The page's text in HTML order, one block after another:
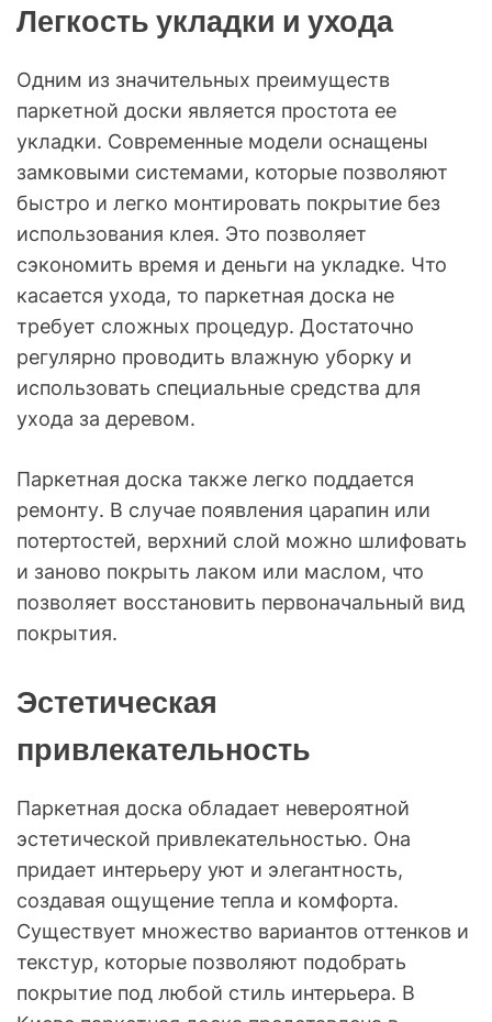
Легкость укладки и ухода
Одним из значительных преимуществ
паркетной доски является простота ее
укладки. Современные модели оснащены
замковыми системами, которые позволяют
быстро и легко монтировать покрытие без
использования клея. Это позволяет
сэкономить время и деньги на укладке. Что
касается ухода, то паркетная доска не
требует сложных процедур. Достаточно
регулярно проводить влажную уборку и
использовать специальные средства для
ухода за деревом.
Паркетная доска также легко поддается
ремонту. В случае появления царапин или
потертостей, верхний слой можно шлифовать
и заново покрыть лаком или маслом, что
позволяет восстановить первоначальный вид
покрытия.
Эстетическая
привлекательность
Паркетная доска обладает невероятной
эстетической привлекательностью. Она
придает интерьеру уют и элегантность,
создавая ощущение тепла и комфорта.
Существует множество вариантов оттенков и
текстур, которые позволяют подобрать
покрытие под любой стиль интерьера. В